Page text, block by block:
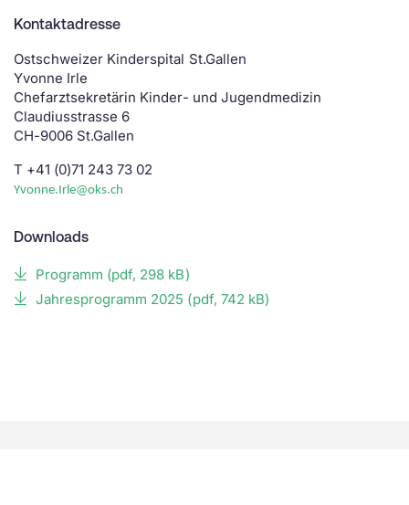
Kontaktadresse
Ostschweizer Kinderspital St.Gallen
Yvonne Irle
Chefarztsekretärin Kinder- und Jugendmedizin
Claudiusstrasse 6
CH-9006 St.Gallen
T +41 (0)71 243 73 02
Yvonne.Irle@oks.ch
Downloads
Programm (pdf, 298 kB)
Jahresprogramm 2025 (pdf, 742 kB)